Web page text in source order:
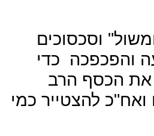
וסכסוכים
והפכפכה כדי
את הכסף הרב
להצטייר כמי